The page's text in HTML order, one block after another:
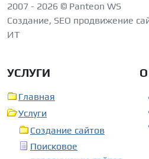
2007 - 2026 © Panteon WS
Создание, SEO продвижение
ИТ
УСЛУГИ
Главная
Услуги
Создание сайтов
Поисковое